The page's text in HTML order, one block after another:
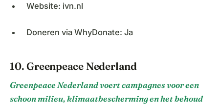
Website: ivn.nl
Doneren via WhyDonate: Ja
10. Greenpeace Nederland
Greenpeace Nederland voert campagnes voor een
schoon milieu, klimaatbescherming en het behoud